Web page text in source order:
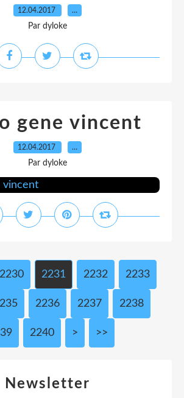
12.04.2017 …
Par dyloke
gene vincent
12.04.2017 …
Par dyloke
2200
2210
2220
2230 2231 2232 2233
2236 2237 2238
2240 2250
2260
2270
2280
2290
2300
2400
2500
2600
2700
2800
2900
3000
> >>
Newsletter